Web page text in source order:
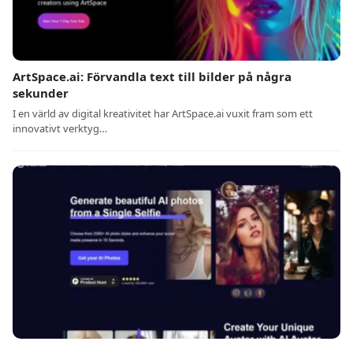
ArtSpace.ai: Förvandla text till bilder på några
sekunder
I en värld av digital kreativitet har ArtSpace.ai vuxit fram som ett
innovativt verktyg…